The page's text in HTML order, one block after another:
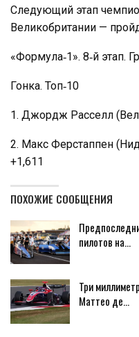
Следующий этап
Великобритании —
«Формула‑1». 8‑й этап.
Гонка. Топ‑10
1. Джордж Расселл
2. Макс Ферстаппен
+1,611
ПОХОЖИЕ СООБЩЕНИЯ
пилотов на…
Три
Маттео де…